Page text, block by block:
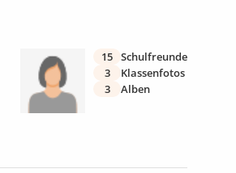
15 Schulfreunde
3
Klassenfotos
3
Alben